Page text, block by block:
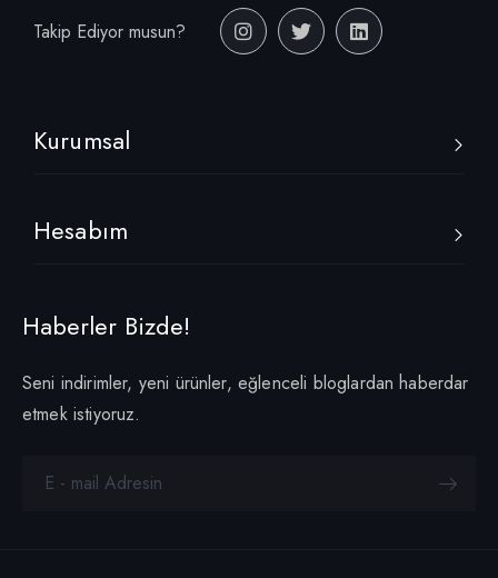
Takip Ediyor musun?
Kurumsal
Hesabım
Haberler Bizde!
Seni indirimler, yeni ürünler, eğlenceli bloglardan haberdar
etmek istiyoruz.